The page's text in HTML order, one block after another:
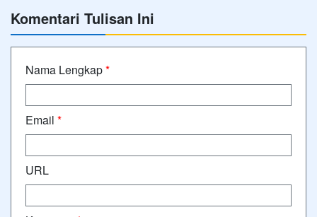
Komentari Tulisan Ini
Nama Lengkap*
Email *
URL